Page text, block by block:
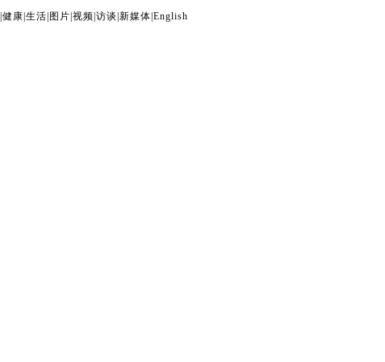
健康 生活 图片 视频 访谈 新媒体 English